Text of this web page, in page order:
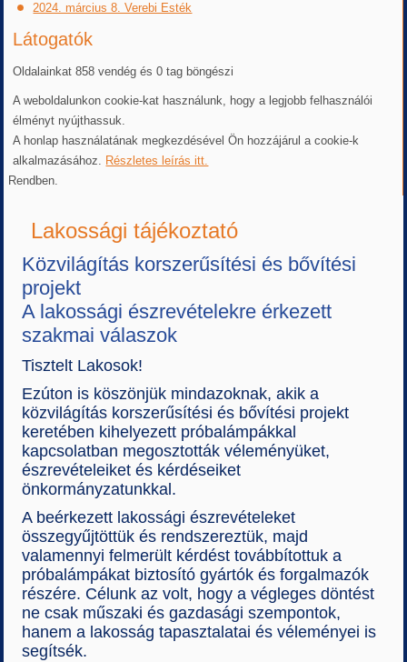
2024. március 8. Verebi Esték
Látogatók
Oldalainkat 858 vendég és 0 tag böngészi
A weboldalunkon cookie-kat használunk, hogy a legjobb felhasználói
élményt nyújthassuk.
A honlap használatának megkezdésével Ön hozzájárul a cookie-k
alkalmazásához. Részletes leírás itt.
Rendben.
Lakossági tájékoztató
Közvilágítás korszerűsítési és bővítési
projekt
A lakossági észrevételekre érkezett
szakmai válaszok
Tisztelt Lakosok!
Ezúton is köszönjük mindazoknak, akik a
közvilágítás korszerűsítési és bővítési projekt
keretében kihelyezett próbalámpákkal
kapcsolatban megosztották véleményüket,
észrevételeiket és kérdéseiket
önkormányzatunkkal.
A beérkezett lakossági észrevételeket
összegyűjtöttük és rendszereztük, majd
valamennyi felmerült kérdést továbbítottuk a
próbalámpákat biztosító gyártók és forgalmazók
részére. Célunk az volt, hogy a végleges döntést
ne csak műszaki és gazdasági szempontok,
hanem a lakosság tapasztalatai és véleményei is
segítsék.